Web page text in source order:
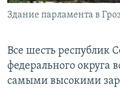
Все сайты РСЕ/РС
Здание парламента в
Все шесть республик
федерального округа
самыми высокими